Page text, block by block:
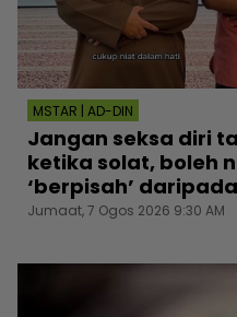
MSTAR | AD-DIN
Jangan seksa diri
ketika solat, boleh
‘berpisah’
Jumaat, 7 Ogos 2026 9:30 AM